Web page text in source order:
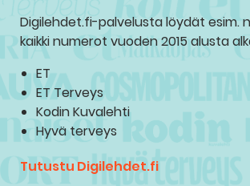
Digilehdet.fi-palvelusta löydät esim.
kaikki numerot vuoden 2015 alusta
ET
ET Terveys
Kodin Kuvalehti
Hyvä terveys
Tutustu Digilehdet.fi